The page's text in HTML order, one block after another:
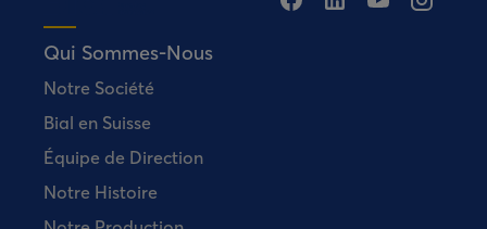
Qui Sommes-Nous
Notre Société
Bial en Suisse
Équipe de Direction
Notre Histoire